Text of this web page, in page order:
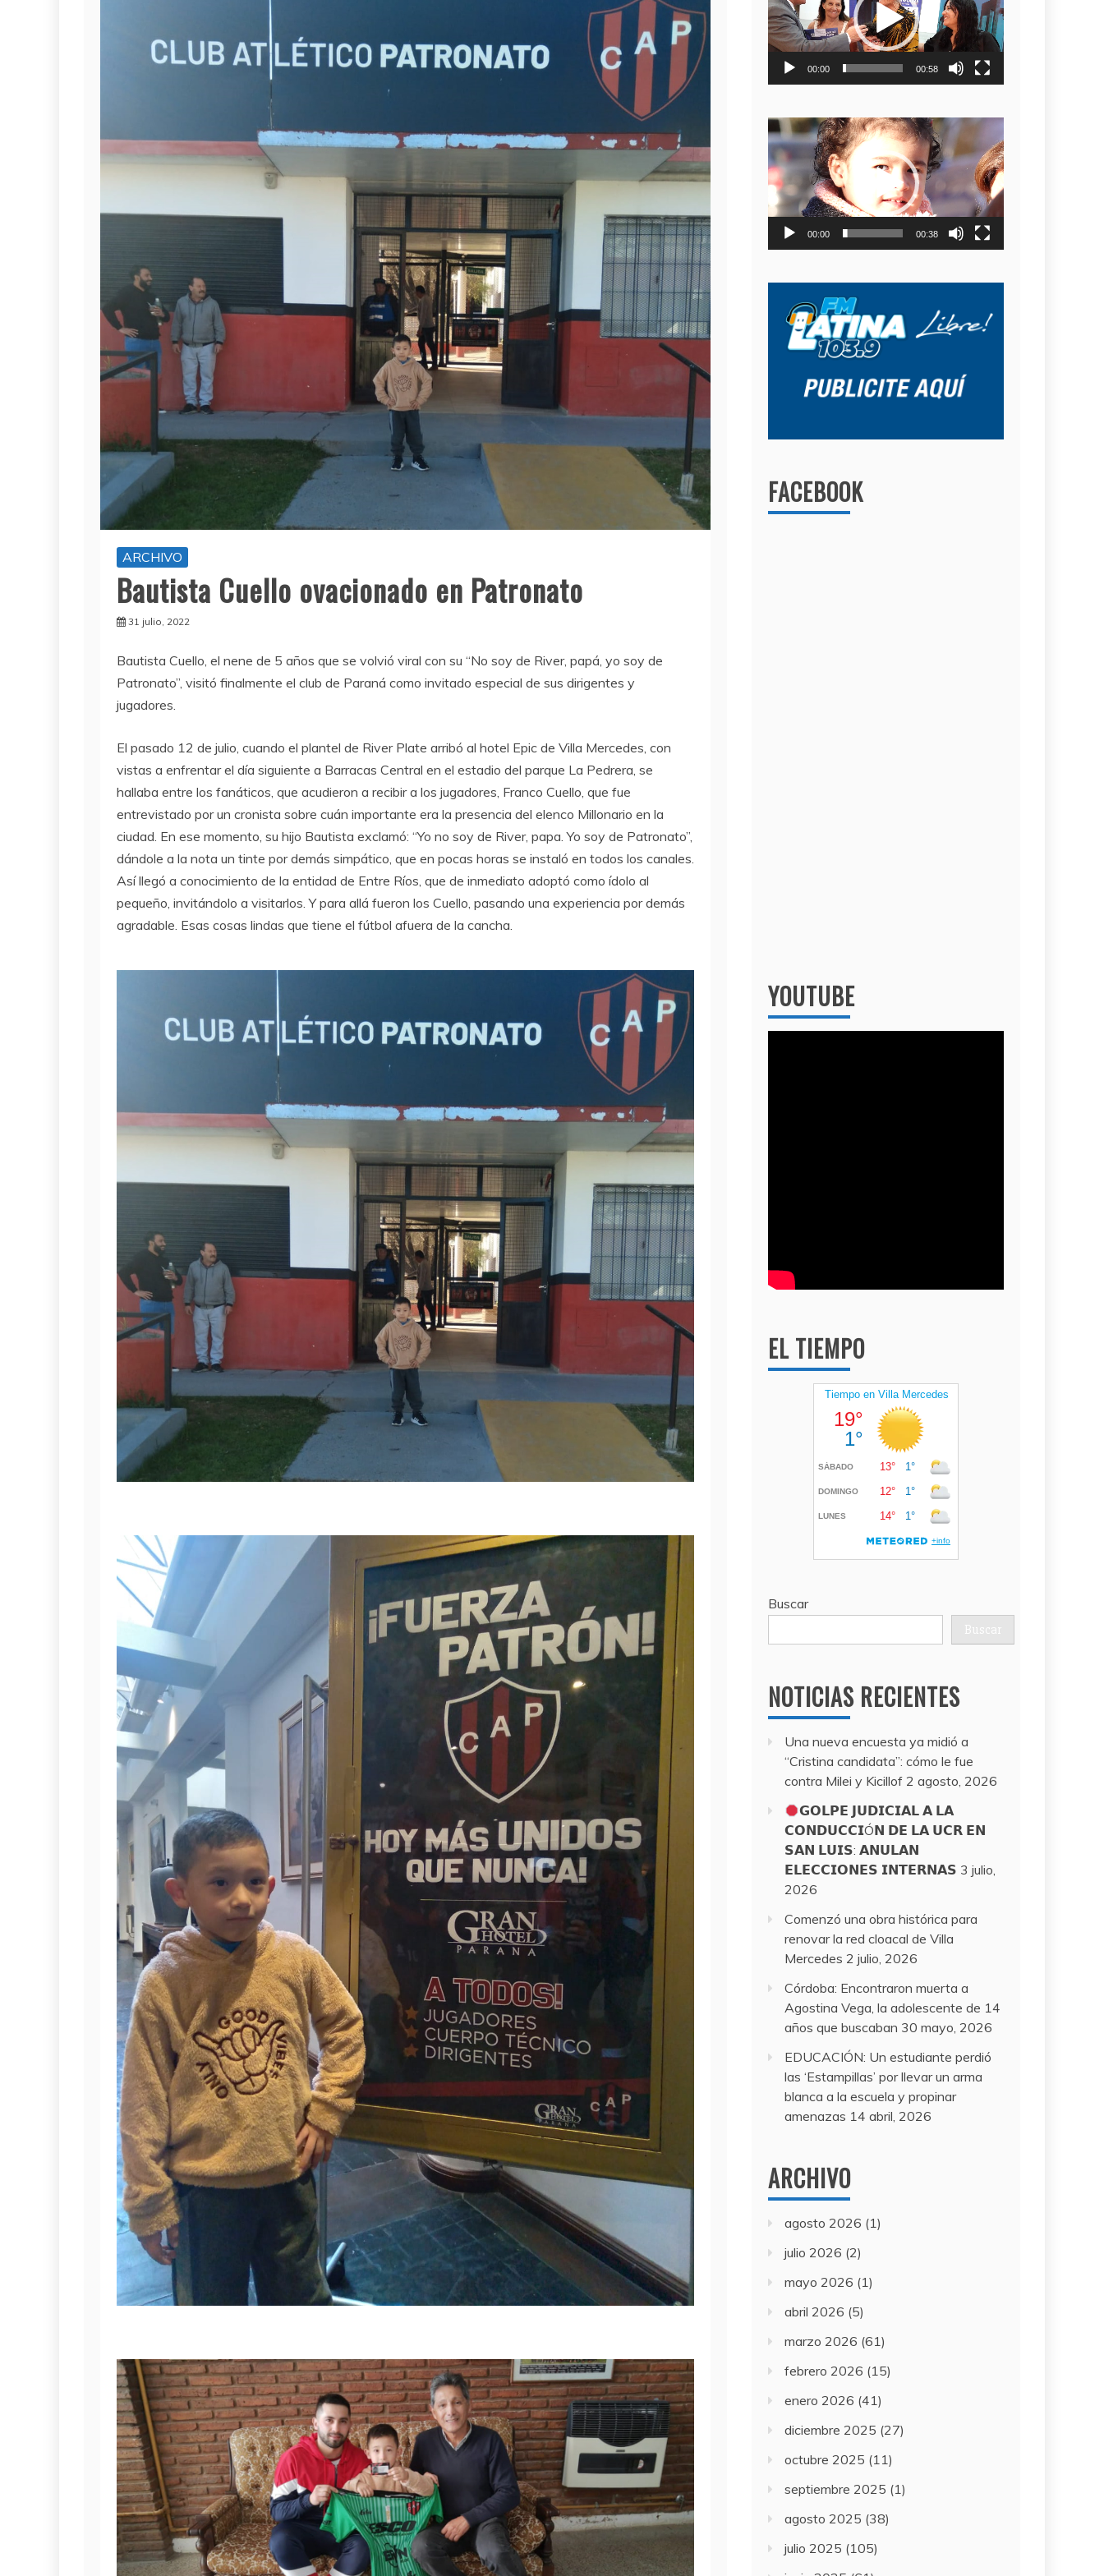
ARCHIVO
Bautista Cuello ovacionado en Patronato
31 julio, 2022
Bautista Cuello, el nene de 5 años que se volvió viral con su “No soy de River, papá, yo soy de
Patronato”, visitó finalmente el club de Paraná como invitado especial de sus dirigentes y
jugadores.
El pasado 12 de julio, cuando el plantel de River Plate arribó al hotel Epic de Villa Mercedes, con
vistas a enfrentar el día siguiente a Barracas Central en el estadio del parque La Pedrera, se
hallaba entre los fanáticos, que acudieron a recibir a los jugadores, Franco Cuello, que fue
entrevistado por un cronista sobre cuán importante era la presencia del elenco Millonario en la
ciudad. En ese momento, su hijo Bautista exclamó: “Yo no soy de River, papa. Yo soy de Patronato”,
dándole a la nota un tinte por demás simpático, que en pocas horas se instaló en todos los canales.
Así llegó a conocimiento de la entidad de Entre Ríos, que de inmediato adoptó como ídolo al
pequeño, invitándolo a visitarlos. Y para allá fueron los Cuello, pasando una experiencia por demás
agradable. Esas cosas lindas que tiene el fútbol afuera de la cancha.
video
00:00 00:58
Reproductor
de
video
00:00 00:38
FACEBOOK
YOUTUBE
EL TIEMPO
Buscar
Buscar
NOTICIAS RECIENTES
Una nueva encuesta ya midió a
“Cristina candidata”: cómo le fue
contra Milei y Kicillof 2 agosto, 2026
𝗚𝗢𝗟𝗣𝗘 𝗝𝗨𝗗𝗜𝗖𝗜𝗔𝗟 𝗔 𝗟𝗔
𝗖𝗢𝗡𝗗𝗨𝗖𝗖𝗜Ó𝗡 𝗗𝗘 𝗟𝗔 𝗨𝗖𝗥 𝗘𝗡
𝗦𝗔𝗡 𝗟𝗨𝗜𝗦: 𝗔𝗡𝗨𝗟𝗔𝗡
𝗘𝗟𝗘𝗖𝗖𝗜𝗢𝗡𝗘𝗦 𝗜𝗡𝗧𝗘𝗥𝗡𝗔𝗦 3 julio,
2026
Comenzó una obra histórica para
renovar la red cloacal de Villa
Mercedes 2 julio, 2026
Córdoba: Encontraron muerta a
Agostina Vega, la adolescente de 14
años que buscaban 30 mayo, 2026
EDUCACIÓN: Un estudiante perdió
las ‘Estampillas’ por llevar un arma
blanca a la escuela y propinar
amenazas 14 abril, 2026
ARCHIVO
agosto 2026 (1)
julio 2026 (2)
mayo 2026 (1)
abril 2026 (5)
marzo 2026 (61)
febrero 2026 (15)
enero 2026 (41)
diciembre 2025 (27)
octubre 2025 (11)
septiembre 2025 (1)
agosto 2025 (38)
julio 2025 (105)